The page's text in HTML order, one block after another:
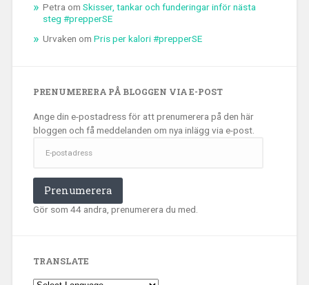
Petra om Skisser, tankar och funderingar inför nästa
steg #prepperSE
Urvaken om Pris per kalori #prepperSE
PRENUMERERA PÅ BLOGGEN VIA E-POST
Ange din e-postadress för att prenumerera på den här
bloggen och få meddelanden om nya inlägg via e-post.
postadress
Prenumerera
Gör som 44 andra, prenumerera du med.
TRANSLATE